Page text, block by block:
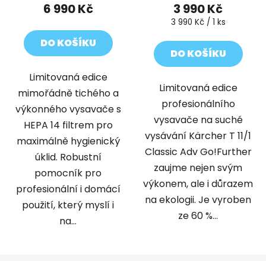
6 990 Kč
DO KOŠÍKU
Limitovaná edice
mimořádně tichého a
výkonného vysavače s
HEPA 14 filtrem pro
maximálně hygienický
úklid. Robustní
pomocník pro
profesionální i domácí
použití, který myslí i
na...
3 990 Kč
Měrná
3 990 Kč / 1 ks
DO KOŠÍKU
Limitovaná edice
profesionálního
vysavače na suché
vysávání Kärcher T 11/1
Classic Adv Go!Further
zaujme nejen svým
výkonem, ale i důrazem
na ekologii. Je vyroben
ze 60 %...